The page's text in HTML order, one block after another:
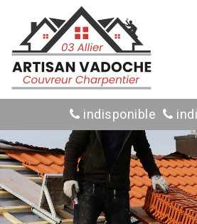
indisponible